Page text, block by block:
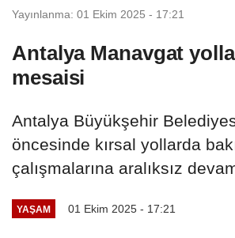
Yayınlanma: 01 Ekim 2025 - 17:21
Antalya Manavgat
mesaisi
Antalya Büyükşehir
öncesinde kırsal yollarda
çalışmalarına aralıksız
YAŞAM 01 Ekim 2025 - 17:21